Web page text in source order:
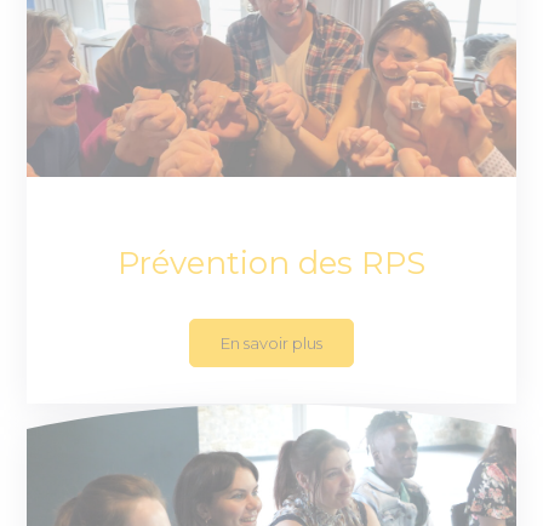
Prévention des RPS
En savoir plus